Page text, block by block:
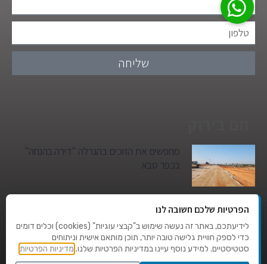
שליחה
מחפשים את הזוכים בהגרלה "דירה בהנחה"
בכפר סבא
גן הילדים של מרים סיטי יהפוך למגדל מגורים:
סגירת מעגל היסטורית במגדיאל
טרגדיה בצהרי היום: בן 80 נהרג על מעבר
הפרטיות שלכם חשובה לנו
לידיעתכם, באתר זה נעשה שימוש ב"קבצי עוגיות" (cookies) וכלים דומים
כדי לספק חוויית גלישה טובה יותר, תוכן מותאם אישית וניתוחים
סטטיסטיים. למידע נוסף עיינו במדיניות הפרטיות שלנו. מדיניות הפרטיות